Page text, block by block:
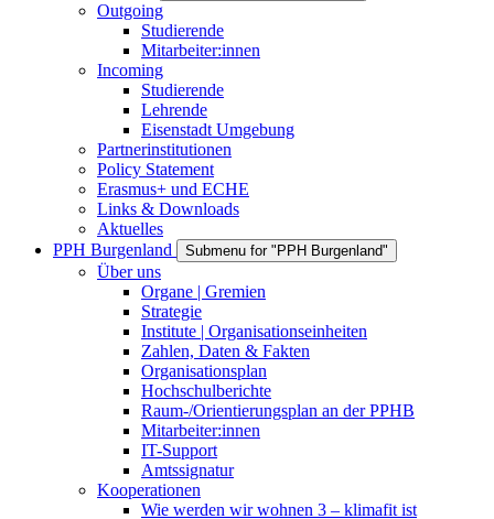
Outgoing
Studierende
Mitarbeiter:innen
Incoming
Studierende
Lehrende
Eisenstadt Umgebung
Partnerinstitutionen
Policy Statement
Erasmus+ und ECHE
Links & Downloads
Aktuelles
PPH Burgenland
Submenu for "PPH Burgenland"
Über uns
Organe | Gremien
Strategie
Institute | Organisationseinheiten
Zahlen, Daten & Fakten
Organisationsplan
Hochschulberichte
Raum-/Orientierungsplan an der PPHB
Mitarbeiter:innen
IT-Support
Amtssignatur
Kooperationen
Wie werden wir wohnen 3 – klimafit ist